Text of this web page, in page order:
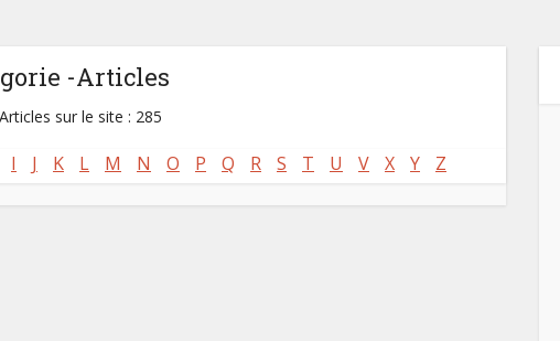
-Articles
sur le site : 285
I J K L M N O P Q R S T U V X Y Z